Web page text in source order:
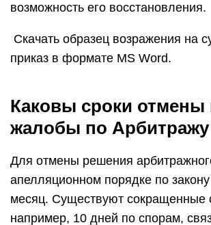
возможность его восстановления.
Скачать образец возражения на
приказ в формате MS Word.
Каковы сроки отмены
жалобы по Арбитражу
Для отмены решения
апелляционном порядке по
месяц. Существуют сокращенные
например, 10 дней по спорам,